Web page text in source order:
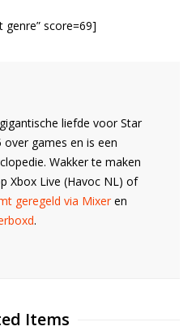
score=69]
liefde voor Star
over games en is een
Wakker te maken
Xbox Live (Havoc NL) of
geregeld via Mixeren
.
Items